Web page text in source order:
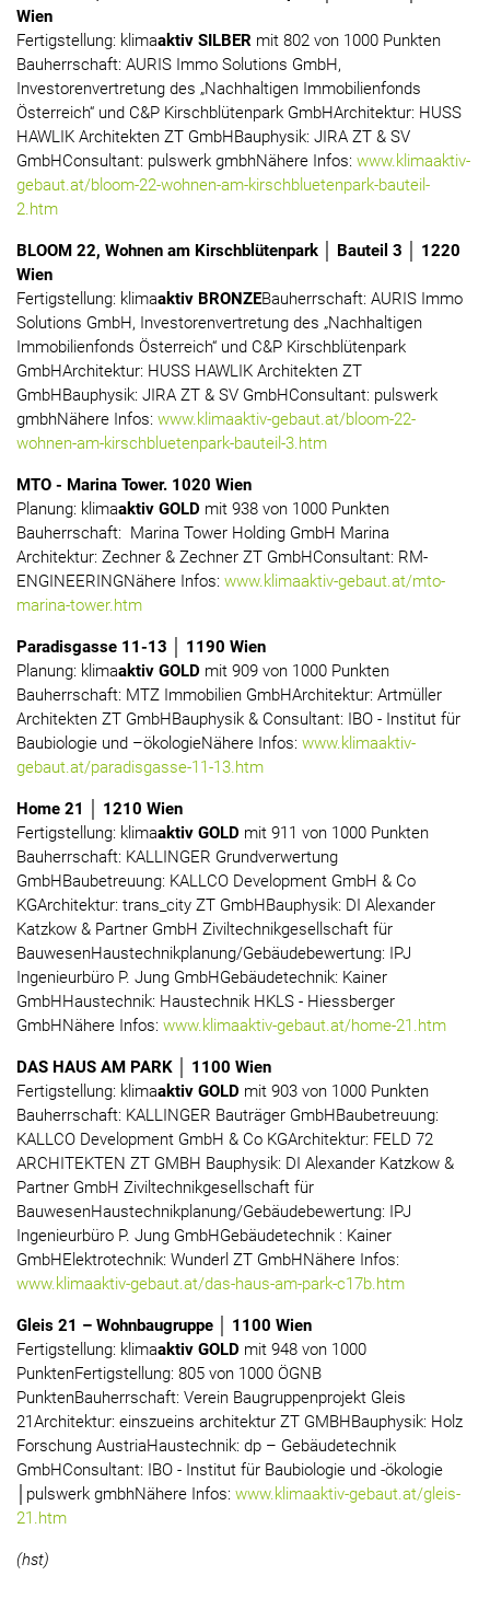
Wien
Fertigstellung: klimaaktiv SILBER mit 802 von 1000 Punkten
Bauherrschaft: AURIS Immo Solutions GmbH,
Investorenvertretung des „Nachhaltigen Immobilienfonds
Österreich“ und C&P Kirschblütenpark GmbHArchitektur: HUSS
HAWLIK Architekten ZT GmbHBauphysik: JIRA ZT & SV
GmbHConsultant: pulswerk gmbhNähere Infos: www.klimaaktiv-
gebaut.at/bloom-22-wohnen-am-kirschbluetenpark-bauteil-
2.htm
BLOOM 22, Wohnen am Kirschblütenpark │ Bauteil 3 │ 1220
Wien
Fertigstellung: klimaaktiv BRONZEBauherrschaft: AURIS Immo
Solutions GmbH, Investorenvertretung des „Nachhaltigen
Immobilienfonds Österreich“ und C&P Kirschblütenpark
GmbHArchitektur: HUSS HAWLIK Architekten ZT
GmbHBauphysik: JIRA ZT & SV GmbHConsultant: pulswerk
gmbhNähere Infos: www.klimaaktiv-gebaut.at/bloom-22-
wohnen-am-kirschbluetenpark-bauteil-3.htm
MTO - Marina Tower. 1020 Wien
Planung: klimaaktiv GOLD mit 938 von 1000 Punkten
Bauherrschaft: Marina Tower Holding GmbH Marina
Architektur: Zechner & Zechner ZT GmbHConsultant: RM-
ENGINEERINGNähere Infos: www.klimaaktiv-gebaut.at/mto-
marina-tower.htm
Paradisgasse 11-13 │ 1190 Wien
Planung: klimaaktiv GOLD mit 909 von 1000 Punkten
Bauherrschaft: MTZ Immobilien GmbHArchitektur: Artmüller
Architekten ZT GmbHBauphysik & Consultant: IBO - Institut für
Baubiologie und –ökologieNähere Infos: www.klimaaktiv-
gebaut.at/paradisgasse-11-13.htm
Home 21 │ 1210 Wien
Fertigstellung: klimaaktiv GOLD mit 911 von 1000 Punkten
Bauherrschaft: KALLINGER Grundverwertung
GmbHBaubetreuung: KALLCO Development GmbH & Co
KGArchitektur: trans_city ZT GmbHBauphysik: DI Alexander
Katzkow & Partner GmbH Ziviltechnikgesellschaft für
BauwesenHaustechnikplanung/Gebäudebewertung: IPJ
Ingenieurbüro P. Jung GmbHGebäudetechnik: Kainer
GmbHHaustechnik: Haustechnik HKLS - Hiessberger
GmbHNähere Infos: www.klimaaktiv-gebaut.at/home-21.htm
DAS HAUS AM PARK │ 1100 Wien
Fertigstellung: klimaaktiv GOLD mit 903 von 1000 Punkten
Bauherrschaft: KALLINGER Bauträger GmbHBaubetreuung:
KALLCO Development GmbH & Co KGArchitektur: FELD 72
ARCHITEKTEN ZT GMBH Bauphysik: DI Alexander Katzkow &
Partner GmbH Ziviltechnikgesellschaft für
BauwesenHaustechnikplanung/Gebäudebewertung: IPJ
Ingenieurbüro P. Jung GmbHGebäudetechnik : Kainer
GmbHElektrotechnik: Wunderl ZT GmbHNähere Infos:
www.klimaaktiv-gebaut.at/das-haus-am-park-c17b.htm
Gleis 21 – Wohnbaugruppe │ 1100 Wien
Fertigstellung: klimaaktiv GOLD mit 948 von 1000
PunktenFertigstellung: 805 von 1000 ÖGNB
PunktenBauherrschaft: Verein Baugruppenprojekt Gleis
21Architektur: einszueins architektur ZT GMBHBauphysik: Holz
Forschung AustriaHaustechnik: dp – Gebäudetechnik
GmbHConsultant: IBO - Institut für Baubiologie und -ökologie
│pulswerk gmbhNähere Infos: www.klimaaktiv-gebaut.at/gleis-
21.htm
(hst)